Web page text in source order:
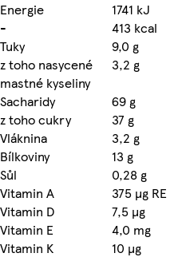
Energie 1741 kJ
-
413 kcal
Tuky
9,0 g
z toho nasycené
mastné kyseliny
3,2 g
Sacharidy
69 g
z toho cukry
37 g
Vláknina
3,2 g
Bílkoviny
13 g
Sůl
0,28 g
Vitamin A
375 µg RE
Vitamin D
7,5 µg
Vitamin E
4,0 mg
Vitamin K
10 µg